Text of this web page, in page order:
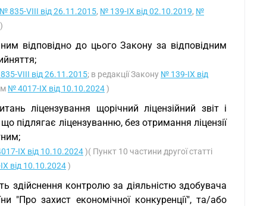
№ 835-VIII від 26.11.2015, № 139-IX від 02.10.2019, №
відповідно до цього Закону за відповідним
VIII від 26.11.2015; в редакції Закону № 139-IX від
№ 4017-IX від 10.10.2024)
ліцензування щорічний ліцензійний звіт і
підлягає ліцензуванню, без отримання ліцензії
IX від 10.10.2024)( Пункт 10 частини другої статті
від 10.10.2024)
здійснення контролю за діяльністю здобувача
"Про захист економічної конкуренції", та/або